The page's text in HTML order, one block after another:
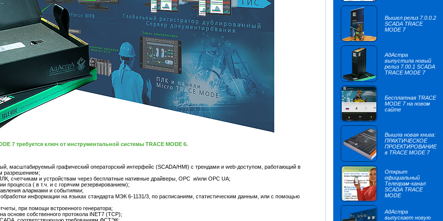
7 требуется ключ от инструментальной системы TRACE MODE 6.
масштабируемый графический операторский интерфейс (SCADA/HMI) с трендами и web-доступом, работающий в
разрешением;
счетчикам и устройствам через бесплатные нативные драйверы, OPC и/или OPC UA;
процесса ( в т.ч. и с горячим резервированием);
алармами и событиями;
информации на языках стандарта МЭК 6-1131/3, по расписаниям, статистическим данным, или с помощью
при помощи встроенного генератора;
основе собственного протокола iNET7 (TCP);
Вышел релиз 7.0.0.2
SCADA TRACE
MODE 7
АдАстра
выпустила новый
релиз 7.00.1 SCADA
TRACE MODE 7
Бесплатная TRACE
MODE 7 на новом
сайте
Вышла новая книга:
ПРАКТИЧЕСКОЕ
ПРОЕКТИРОВАНИЕ
в TRACE MODE 7
Открыт
официальный
Телеграм-канал
SCADA TRACE
MODE
АдАстра
выпускает новую